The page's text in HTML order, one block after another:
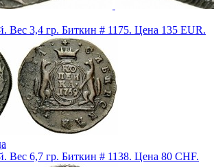
Вес 3,4 гр. Биткин # 1175. Цена 135 EUR.
Вес 6,7 гр. Биткин # 1138. Цена 80 CHF.